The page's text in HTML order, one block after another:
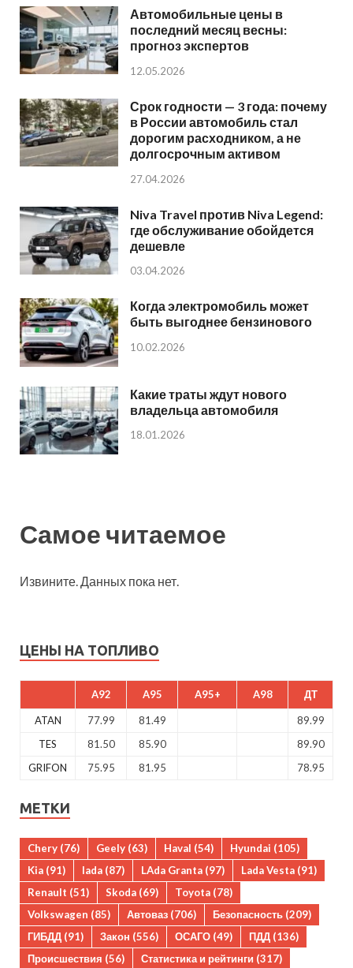
Автомобильные цены в
последний месяц весны:
прогноз экспертов
12.05.2026
Срок годности — 3 года: почему
в России автомобиль стал
дорогим расходником, а не
долгосрочным активом
27.04.2026
Niva Travel против Niva Legend:
где обслуживание обойдется
дешевле
03.04.2026
Когда электромобиль может
быть выгоднее бензинового
10.02.2026
Какие траты ждут нового
владельца автомобиля
18.01.2026
Самое читаемое
Извините. Данных пока нет.
ЦЕНЫ НА ТОПЛИВО
A92 A95 A95+ A98 ДТ
ATAN 77.99 81.49
89.99
TES
81.50 85.90
89.90
GRIFON
75.95 81.95 78.95
МЕТКИ
Chery (76) Geely (63) Haval (54) Hyundai (105)
Kia (91) lada (87) LAda Granta (97) Lada Vesta (91)
Renault (51) Skoda (69) Toyota (78)
Volkswagen (85) Автоваз (706) Безопасность (209)
ГИБДД (91) Закон (556) ОСАГО (49) ПДД (136)
Происшествия (56) Статистика и рейтинги (317)